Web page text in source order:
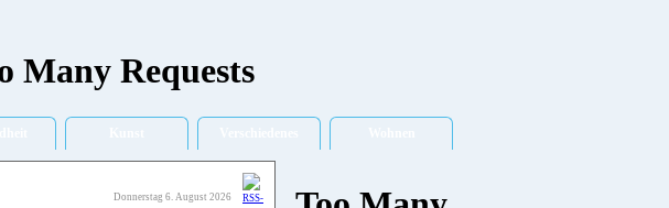
Donnerstag 6. August 2026